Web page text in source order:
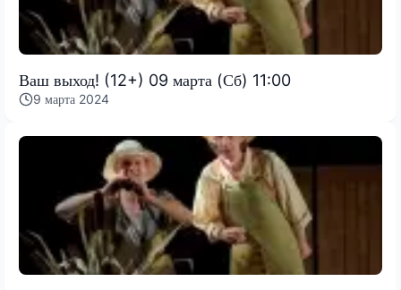
Ваш выход! (12+) 09 марта (Сб) 11:00
9 марта 2024